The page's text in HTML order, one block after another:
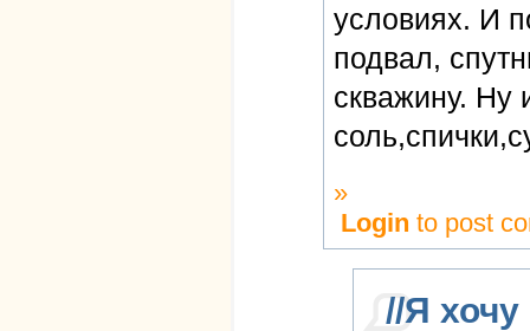
условиях. И
подвал,
скважину. Ну
»
Login to post
//Я хочу